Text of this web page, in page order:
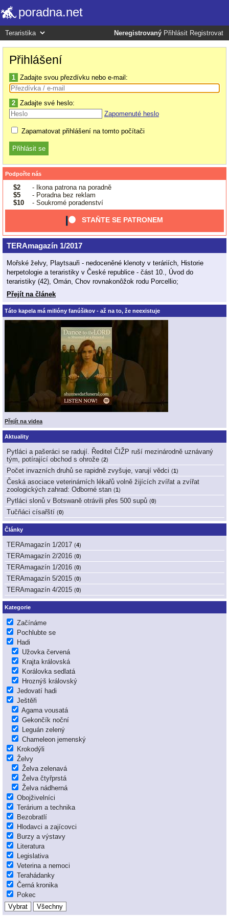
poradna.net
Neregistrovaný Přihlásit Registrovat
Přihlášení
1 Zadajte svou přezdívku nebo e-mail:
2 Zadajte své heslo:
Zapomenuté heslo
Zapamatovat přihlášení na tomto počítači
Podpořte nás
$2
- Ikona patrona na poradně
$5
- Poradna bez reklam
$10
- Soukromé poradenství
STAŇTE SE PATRONEM
TERAmagazín 1/2017
Mořské želvy, Playtsauři - nedoceněné klenoty v teráriích, Historie
herpetologie a teraristiky v České republice - část 10., Úvod do
teraristiky (42), Omán, Chov rovnakonôžok rodu Porcellio;
Přejít na článek
Táto kapela má milióny fanúšikov - až na to, že neexistuje
Přejít na videa
Aktuality
Pytláci a pašeráci se radují. Ředitel ČIŽP ruší mezinárodně uznávaný
tým, potírající obchod s ohrože (2)
Počet invazních druhů se rapidně zvyšuje, varují vědci (1)
Česká asociace veterinárních lékařů volně žijících zvířat a zvířat
zoologických zahrad: Odborné stan (1)
Pytláci slonů v Botswaně otrávili přes 500 supů (0)
Tučňáci císařští (0)
Články
TERAmagazín 1/2017 (4)
TERAmagazín 2/2016 (0)
TERAmagazín 1/2016 (0)
TERAmagazín 5/2015 (0)
TERAmagazín 4/2015 (0)
Kategorie
Začínáme
Pochlubte se
Hadi
Užovka červená
Krajta královská
Korálovka sedlatá
Hroznýš královský
Jedovatí hadi
Ještěři
Agama vousatá
Gekončík noční
Leguán zelený
Chameleon jemenský
Krokodýli
Želvy
Želva zelenavá
Želva čtyřprstá
Želva nádherná
Obojživelníci
Terárium a technika
Bezobratlí
Hlodavci a zajícovci
Burzy a výstavy
Literatura
Legislativa
Veterina a nemoci
Terahádanky
Černá kronika
Pokec